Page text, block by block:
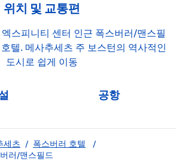
위치 및 교통편
스피니티 센터 인근 폭스버러/맨스필
텔. 메사추세츠 주 보스턴의 역사적인
도시로 쉽게 이동
공항
세츠 / 폭스버러 호텔
/
러/맨스필드